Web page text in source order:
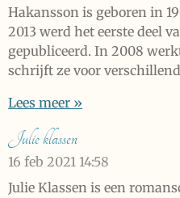
Hakansson is geboren in
2013 werd het eerste deel
gepubliceerd. In 2008
schrijft ze voor
Lees meer »
Julie klassen
16 feb 2021 14:58
Julie Klassen is een